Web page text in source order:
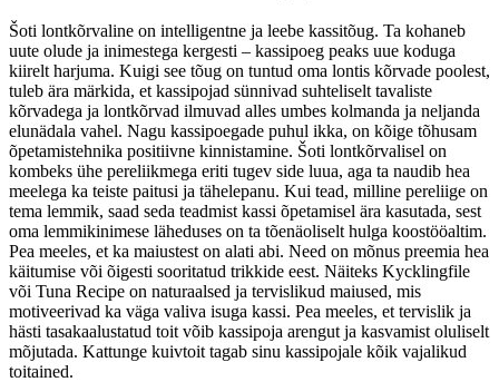
Šoti lontkõrvaline on intelligentne ja leebe kassitõug. Ta kohaneb
uute olude ja inimestega kergesti – kassipoeg peaks uue koduga
kiirelt harjuma. Kuigi see tõug on tuntud oma lontis kõrvade poolest,
tuleb ära märkida, et kassipojad sünnivad suhteliselt tavaliste
kõrvadega ja lontkõrvad ilmuvad alles umbes kolmanda ja neljanda
elunädala vahel. Nagu kassipoegade puhul ikka, on kõige tõhusam
õpetamistehnika positiivne kinnistamine. Šoti lontkõrvalisel on
kombeks ühe pereliikmega eriti tugev side luua, aga ta naudib hea
meelega ka teiste paitusi ja tähelepanu. Kui tead, milline pereliige on
tema lemmik, saad seda teadmist kassi õpetamisel ära kasutada, sest
oma lemmikinimese läheduses on ta tõenäoliselt hulga koostööaltim.
Pea meeles, et ka maiustest on alati abi. Need on mõnus preemia hea
käitumise või õigesti sooritatud trikkide eest. Näiteks Kycklingfile
või Tuna Recipe on naturaalsed ja tervislikud maiused, mis
motiveerivad ka väga valiva isuga kassi. Pea meeles, et tervislik ja
hästi tasakaalustatud toit võib kassipoja arengut ja kasvamist oluliselt
mõjutada. Kattunge kuivtoit tagab sinu kassipojale kõik vajalikud
toitained.